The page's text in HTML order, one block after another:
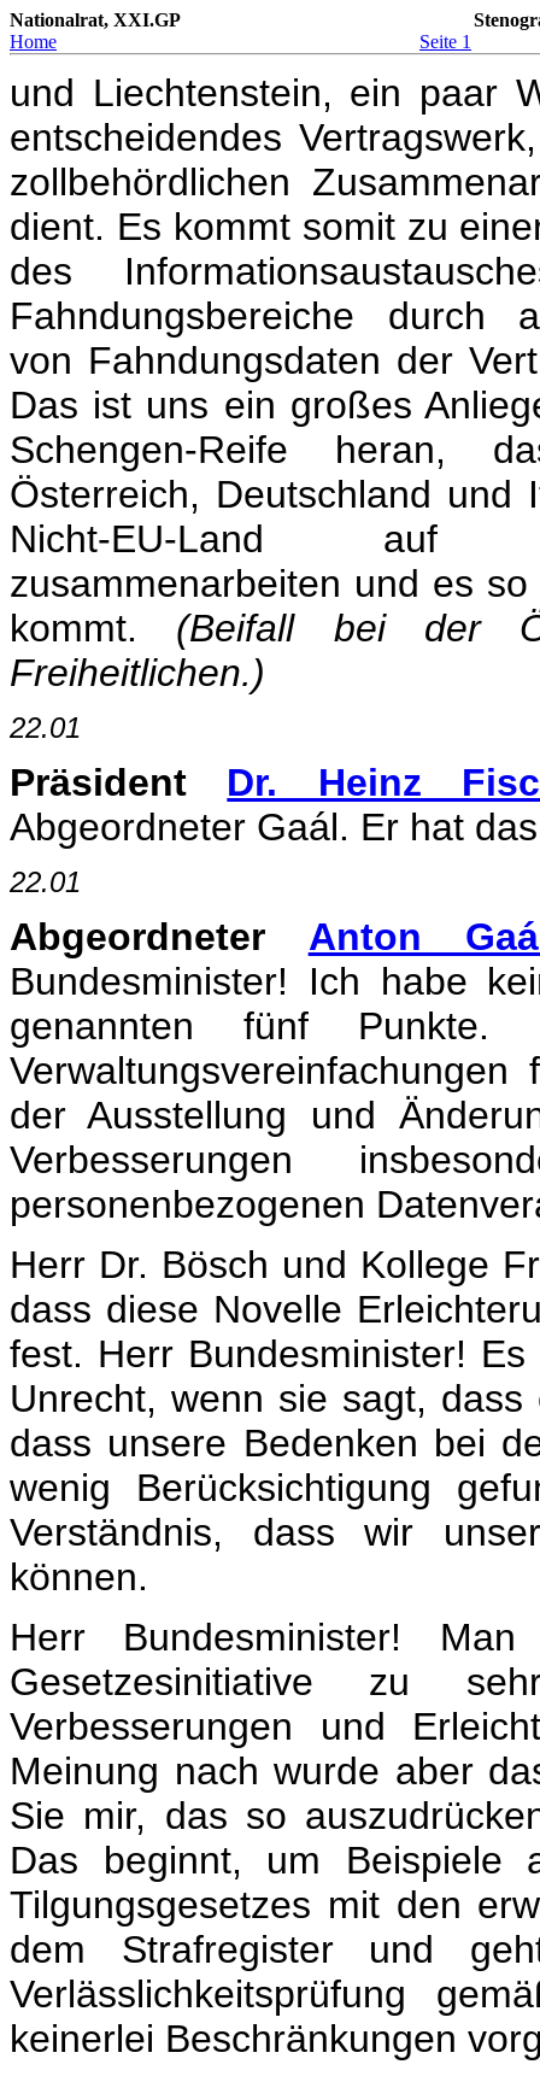
Nationalrat, XXI.GP
Home
Seite 1
und Liechtenstein, ein paar
entscheidendes
zollbehördlichen
dient. Es kommt somit zu
des
Fahndungsbereiche durch
von Fahndungsdaten der
Das ist uns ein großes
Schengen-Reife heran,
Österreich, Deutschland
Nicht-EU-Land auf
zusammenarbeiten und es
kommt. (Beifall bei der
Freiheitlichen.)
22.01
Präsident Dr. Heinz
Abgeordneter Gaál. Er hat
22.01
Abgeordneter Anton
Bundesminister! Ich habe
genannten fünf Punkte.
der Ausstellung und
Verbesserungen
personenbezogenen
Herr Dr. Bösch und Kollege
dass diese Novelle
fest. Herr Bundesminister!
Unrecht, wenn sie sagt,
dass unsere Bedenken bei
wenig Berücksichtigung
Verständnis, dass wir
können.
Herr Bundesminister!
Gesetzesinitiative zu
Verbesserungen und
Meinung nach wurde aber
Sie mir, das so
Das beginnt, um Beispiele
Tilgungsgesetzes mit den
dem Strafregister und
Verlässlichkeitsprüfung
keinerlei Beschränkungen